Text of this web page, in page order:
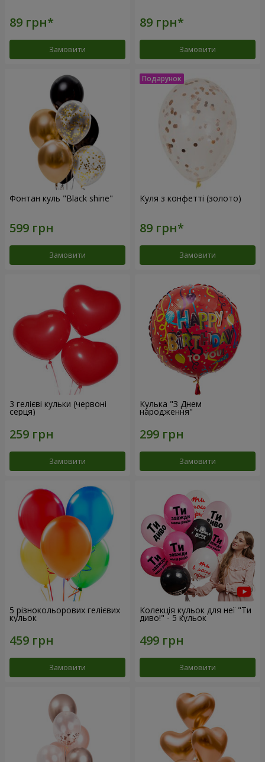
Замовити Замовити
Фонтан куль "Black shine"
Замовити
Куля з конфетті (золото)
Замовити
3 гелієві кульки (червоні
серця)
Замовити
Кулька "З Днем
народження"
Замовити
5 різнокольорових гелієвих
кульок
Замовити
Колекція кульок для неї "Ти
диво!" - 5 кульок
Замовити